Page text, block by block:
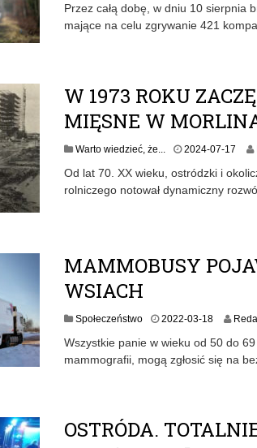
2
4
0
1
Przez całą dobę, w dniu 10 sierpnia
mające na celu zgrywanie 421
W 1973 ROKU
MIĘSNE W
Warto wiedzieć, że... 2024-07-17
2
4
Od lat 70. XX wieku, ostródzki i
rolniczego notował dynamiczny
MAMMOBUSY
WSIACH
Społeczeństwo 2022-03-18
Wszystkie panie w wieku od 50 do
mammografii, mogą zgłosić się na
OSTRÓDA.